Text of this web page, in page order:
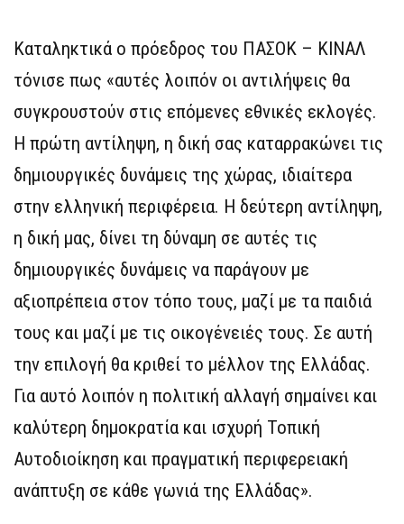
Καταληκτικά ο πρόεδρος του ΠΑΣΟΚ – ΚΙΝΑΛ
τόνισε πως «αυτές λοιπόν οι αντιλήψεις θα
συγκρουστούν στις επόμενες εθνικές εκλογές.
Η πρώτη αντίληψη, η δική σας καταρρακώνει τις
δημιουργικές δυνάμεις της χώρας, ιδιαίτερα
στην ελληνική περιφέρεια. Η δεύτερη αντίληψη,
η δική μας, δίνει τη δύναμη σε αυτές τις
δημιουργικές δυνάμεις να παράγουν με
αξιοπρέπεια στον τόπο τους, μαζί με τα παιδιά
τους και μαζί με τις οικογένειές τους. Σε αυτή
την επιλογή θα κριθεί το μέλλον της Ελλάδας.
Για αυτό λοιπόν η πολιτική αλλαγή σημαίνει και
καλύτερη δημοκρατία και ισχυρή Τοπική
Αυτοδιοίκηση και πραγματική περιφερειακή
ανάπτυξη σε κάθε γωνιά της Ελλάδας».